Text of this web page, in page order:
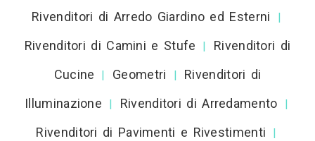
Rivenditori di Arredo Giardino ed Esterni |
Rivenditori di Camini e Stufe |
Rivenditori di
Cucine
| Geometri |
Rivenditori di
Illuminazione
| Rivenditori di Arredamento |
Rivenditori di Pavimenti e Rivestimenti |